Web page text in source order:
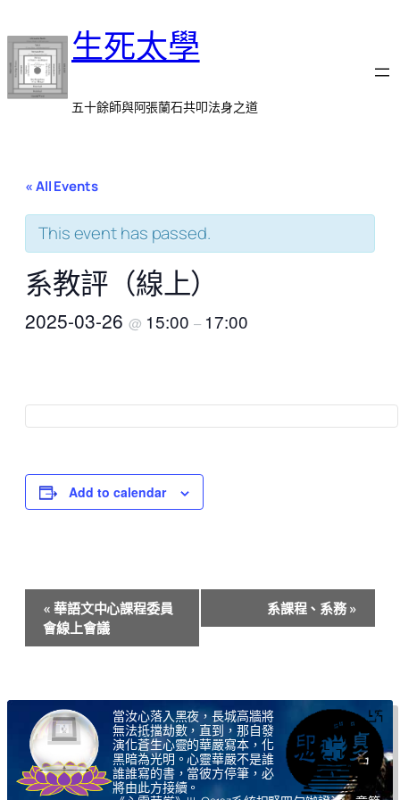
生死太學
五十餘師與阿張蘭石共叩法身之道
« All Events
This event has passed.
系教評（線上）
2025-03-26 @ 15:00 – 17:00
Add to calendar
Event
Navigation
«華語文中心課程委員
會線上會議
系課程、系務»
當汝心落入黑夜，長城高牆將
無法抵擋劫數，直到，那自發
演化蒼生心靈的華嚴寫本，化
黑暗為光明。心靈華嚴不是誰
誰誰寫的書，當彼方停筆，必
將由此方接續。